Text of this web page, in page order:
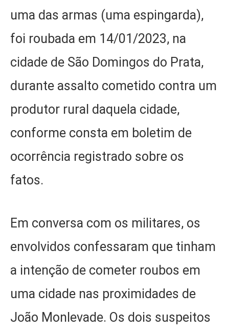
uma das armas (uma espingarda),
foi roubada em 14/01/2023, na
cidade de São Domingos do Prata,
durante assalto cometido contra um
produtor rural daquela cidade,
conforme consta em boletim de
ocorrência registrado sobre os
fatos.
Em conversa com os militares, os
envolvidos confessaram que tinham
a intenção de cometer roubos em
uma cidade nas proximidades de
João Monlevade. Os dois suspeitos